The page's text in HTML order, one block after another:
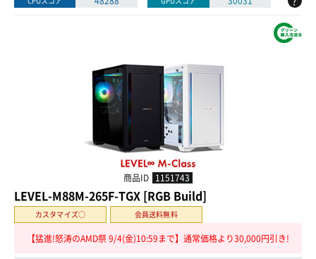
商品ID 1151743
LEVEL-M88M-265F-TGX [RGB Build]
カスタマイズ○ 会員送料無料
【猛進!怒涛のAMD祭 9/4(金)10:59まで】通常価格より30,000円引き!